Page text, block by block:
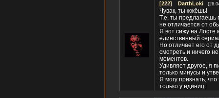
[222] DarthLoki
Чувак, ты жжёшь!
Т.е. ты предлагаешь
не отличается от
Я вот сижу на Лосте
единственный
Но отличает его от
смотреть и ничего
моментов.
Удивляет другое, я
только минусы и
Я могу признать,
только у единиц.